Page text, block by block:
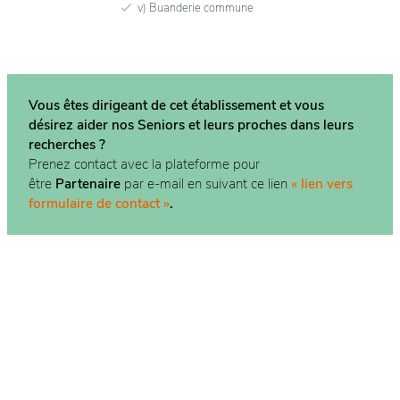
v) Buanderie commune
Vous êtes dirigeant de cet établissement et vous
désirez aider nos Seniors et leurs proches dans leurs
recherches ?
Prenez contact avec la plateforme pour
être Partenaire par e-mail en suivant ce lien « lien vers
formulaire de contact ».